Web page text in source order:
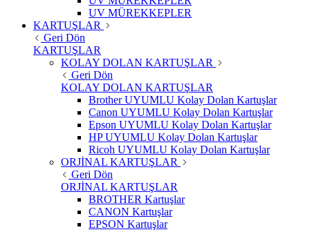
UV MÜREKKEPLER
KARTUŞLAR
Geri Dön
KARTUŞLAR
KOLAY DOLAN KARTUŞLAR
Geri Dön
KOLAY DOLAN KARTUŞLAR
Brother UYUMLU Kolay Dolan Kartuşlar
Canon UYUMLU Kolay Dolan Kartuşlar
Epson UYUMLU Kolay Dolan Kartuşlar
HP UYUMLU Kolay Dolan Kartuşlar
Ricoh UYUMLU Kolay Dolan Kartuşlar
ORJİNAL KARTUŞLAR
Geri Dön
ORJİNAL KARTUŞLAR
BROTHER Kartuşlar
CANON Kartuşlar
EPSON Kartuşlar